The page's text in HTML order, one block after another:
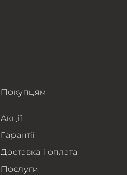
Покупцям
Акції
Гарантії
Доставка і оплата
Послуги